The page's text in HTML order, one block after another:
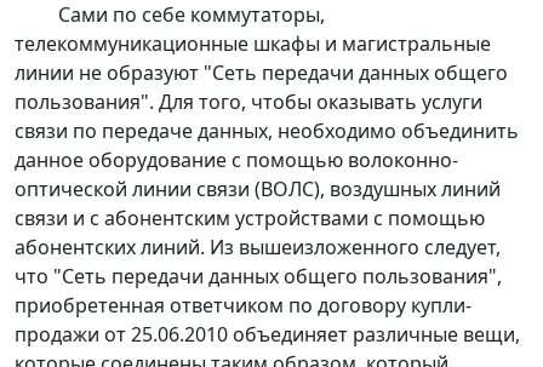
Сами по себе коммутаторы,
телекоммуникационные шкафы и магистральные
линии не образуют "Сеть передачи данных общего
пользования". Для того, чтобы оказывать услуги
связи по передаче данных, необходимо объединить
данное оборудование с помощью волоконно-
оптической линии связи (ВОЛС), воздушных линий
связи и с абонентским устройствами с помощью
абонентских линий. Из вышеизложенного следует,
что "Сеть передачи данных общего пользования",
приобретенная ответчиком по договору купли-
продажи от 25.06.2010 объединяет различные вещи,